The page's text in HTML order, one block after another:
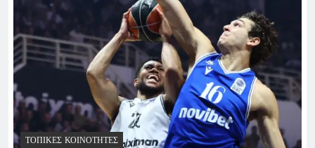
ΤΟΠΙΚΈΣ ΚΟΙΝΌΤΗΤΕΣ